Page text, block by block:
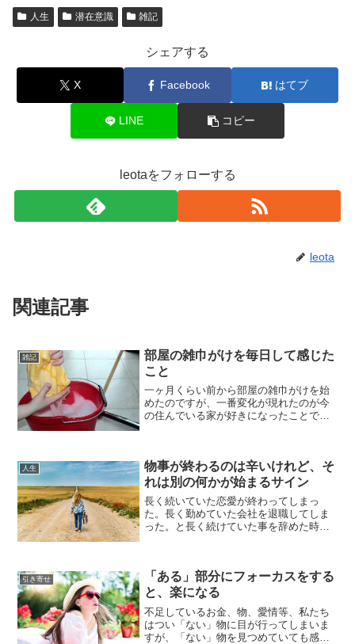
人生 潜在意識 雑記
シェアする
X Facebook はてブ
LINE コピー
leotaをフォローする
leota
関連記事
雑記
部屋の雑巾がけを毎日して感じた
こと
一ヶ月くらい前から部屋の雑巾がけを始
めたのですが、一番変化が現れたのが今
の住んでいる家が好きになったことで
雑巾がけはシンプルで気持ち...
人生
物事が終わるのは辛いけれど、そ
れは別の何かが始まるサイン
長く続いていた恋愛が終わってしまっ
た。長く勤めていた会社を退職してしま
った。と長く続けていた事を辞めた時ほ
ん。しかし、何かが終わるとい...
引き寄せ
「ある」部分にフォーカスをする
と、楽になる
不足しているお金、物、愛情等、私たち
はつい「ない」物に目が行ってしまいま
すが、「ない」物を見つめていても感じ